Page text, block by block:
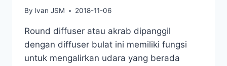
By Ivan JSM 2018-11-06
Round diffuser atau akrab dipanggil
dengan diffuser bulat ini memiliki fungsi
untuk mengalirkan udara yang berada